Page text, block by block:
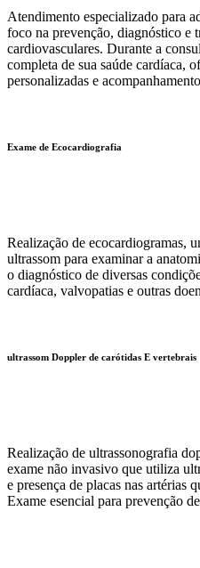
Atendimento especializado para
foco na prevenção, diagnóstico e
cardiovasculares. Durante a
completa de sua saúde cardíaca,
personalizadas e
Exame de Ecocardiografia
Realização de ecocardiogramas,
ultrassom para examinar a
o diagnóstico de diversas
cardíaca, valvopatias e outras
ultrassom Doppler de carótidas E vertebrais
Realização de ultrassonografia
exame não invasivo que utiliza
e presença de placas nas artérias
Exame esencial para prevenção